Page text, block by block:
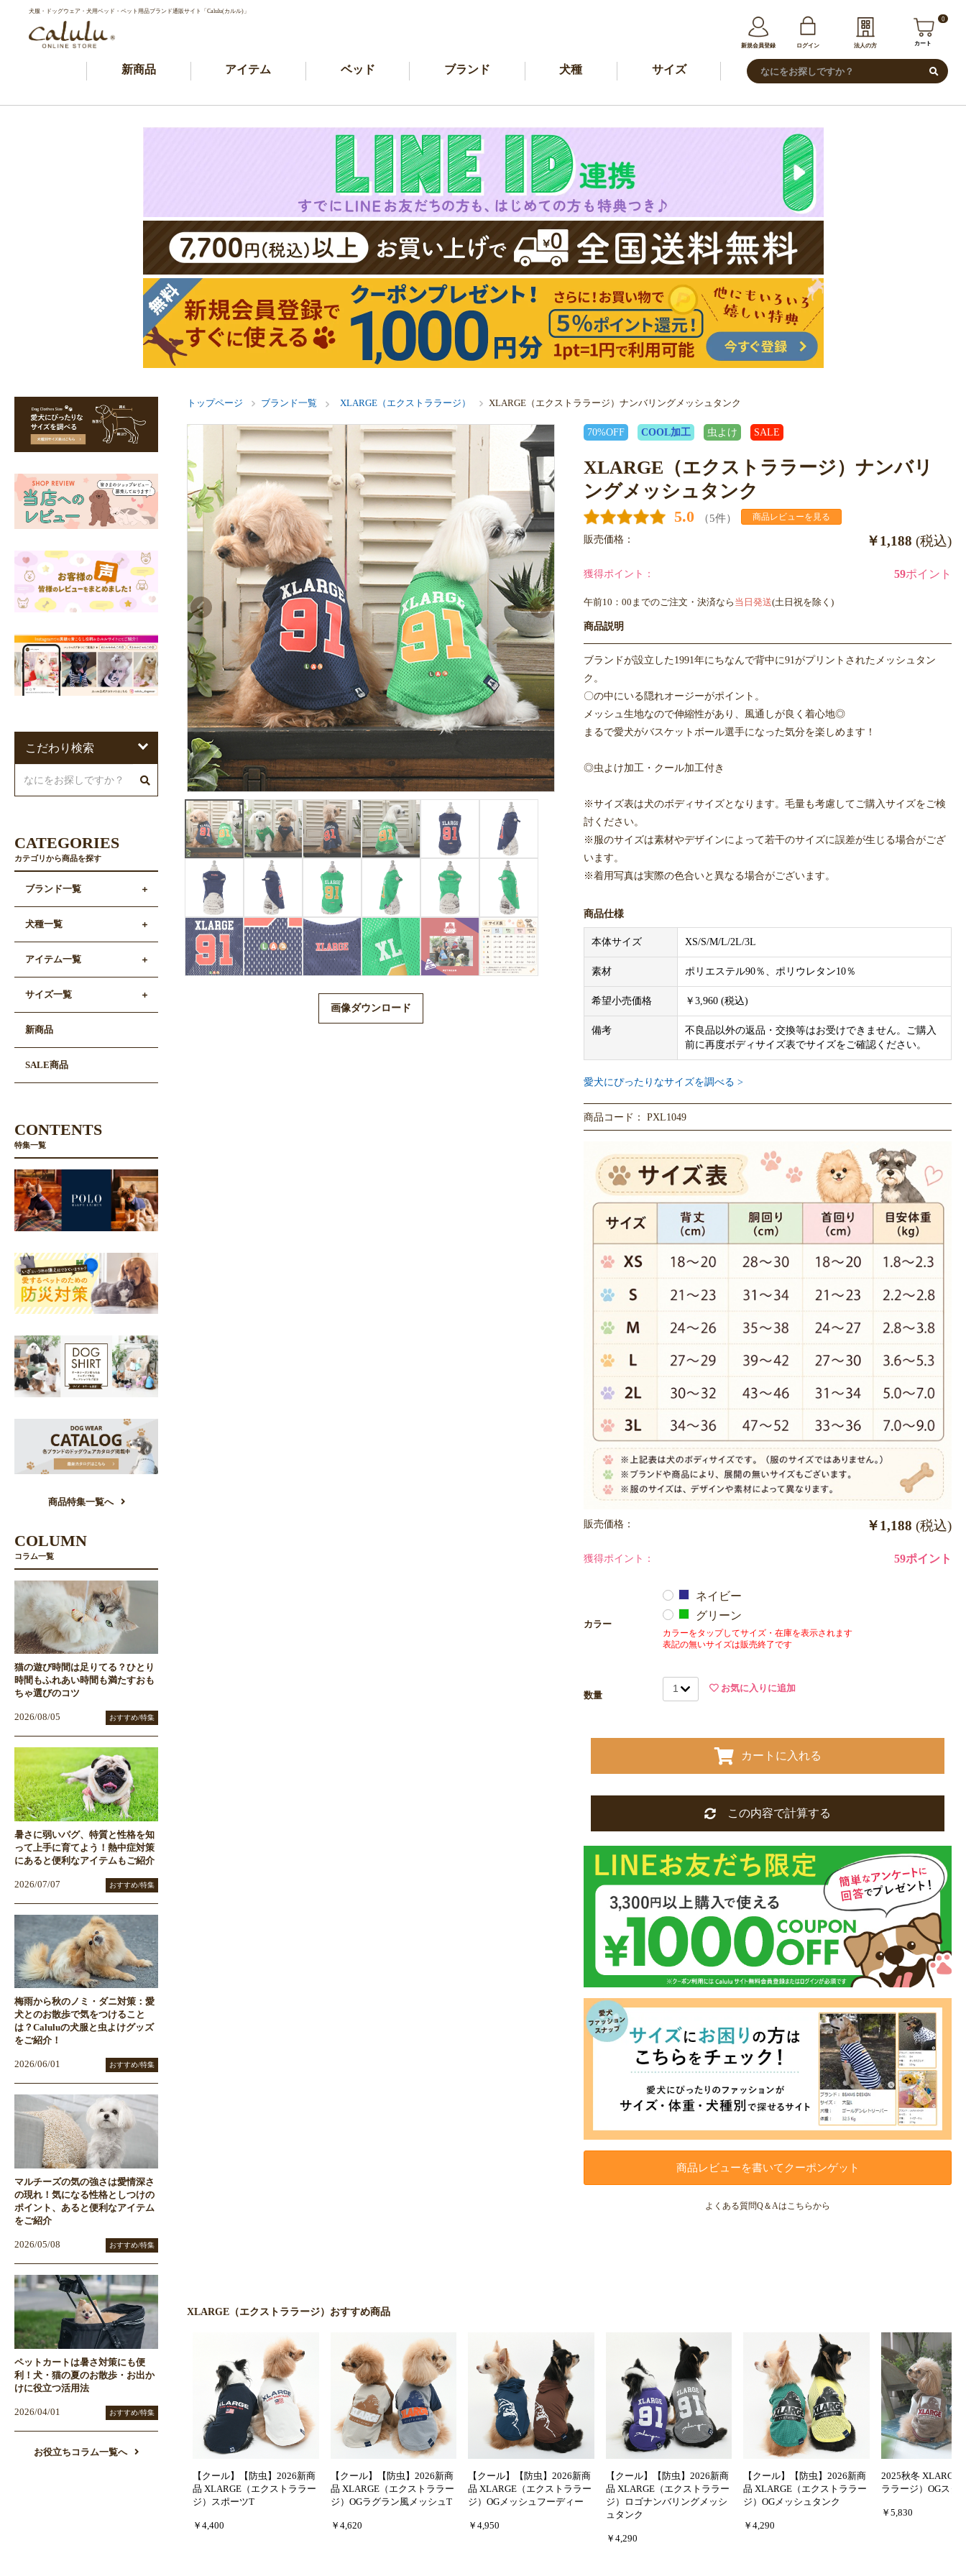
犬服・ドッグウェア・犬用ベッド・ペット用品ブランド通販サイト「Calulu(カルル)」
新規会員登録 ログイン 法人の方
0
カート
新商品 アイテム ベッド ブランド 犬種 サイズ
トップページ ブランド一覧 XLARGE（エクストララージ） XLARGE（エクストララージ）ナンバリングメッシュタンク
画像ダウンロード
70%OFF COOL加工 虫よけ SALE
XLARGE（エクストララージ）ナンバリ
ングメッシュタンク
5.0 （5件） 商品レビューを見る
販売価格： ￥1,188 (税込)
獲得ポイント： 59ポイント
午前10：00までのご注文・決済なら 当日発送(土日祝を除く)
商品説明
ブランドが設立した1991年にちなんで背中に91がプリントされたメッシュタン
ク。
〇の中にいる隠れオージーがポイント。
メッシュ生地なので伸縮性があり、風通しが良く着心地◎
まるで愛犬がバスケットボール選手になった気分を楽しめます！
◎虫よけ加工・クール加工付き
※サイズ表は犬のボディサイズとなります。毛量も考慮してご購入サイズをご検
討ください。
※服のサイズは素材やデザインによって若干のサイズに誤差が生じる場合がござ
います。
※着用写真は実際の色合いと異なる場合がございます。
商品仕様
本体サイズ XS/S/M/L/2L/3L
素材 ポリエステル90％、ポリウレタン10％
希望小売価格 ￥3,960 (税込)
備考
不良品以外の返品・交換等はお受けできません。ご購入
前に再度ボディサイズ表でサイズをご確認ください。
愛犬にぴったりなサイズを調べる >
商品コード： PXL1049
販売価格： ￥1,188 (税込)
獲得ポイント： 59ポイント
カラー
ネイビー
グリーン
カラーをタップしてサイズ・在庫を表示されます
表記の無いサイズは販売終了です
数量
お気に入りに追加
カートに入れる
カートへ進む
この内容で計算する
商品レビューを書いてクーポンゲット
よくある質問Q＆Aはこちらから
XLARGE（エクストララージ）おすすめ商品
【クール】【防虫】2026新商
品 XLARGE（エクストララー
ジ）スポーツT
￥4,400
【クール】【防虫】2026新商
品 XLARGE（エクストララー
ジ）OGラグラン風メッシュT
￥4,620
【クール】【防虫】2026新商
品 XLARGE（エクストララー
ジ）OGメッシュフーディー
￥4,950
【クール】【防虫】2026新商
品 XLARGE（エクストララー
ジ）ロゴナンバリングメッシ
ュタンク
￥4,290
【クール】【防虫】2026新商
品 XLARGE（エクストララー
ジ）OGメッシュタンク
￥4,290
2025秋冬 XLARGE
ララージ）OGスタ
￥5,830
こだわり検索
CATEGORIES
カテゴリから商品を探す
ブランド一覧
犬種一覧
アイテム一覧
サイズ一覧
新商品
SALE商品
CONTENTS
特集一覧
商品特集一覧へ
COLUMN
コラム一覧
猫の遊び時間は足りてる？ひとり
時間もふれあい時間も満たすおも
ちゃ選びのコツ
2026/08/05 おすすめ/特集
暑さに弱いパグ、特質と性格を知
って上手に育てよう！熱中症対策
にあると便利なアイテムもご紹介
2026/07/07 おすすめ/特集
梅雨から秋のノミ・ダニ対策：愛
犬とのお散歩で気をつけること
は？Caluluの犬服と虫よけグッズ
をご紹介！
2026/06/01 おすすめ/特集
マルチーズの気の強さは愛情深さ
の現れ！気になる性格としつけの
ポイント、あると便利なアイテム
をご紹介
2026/05/08 おすすめ/特集
ペットカートは暑さ対策にも便
利！犬・猫の夏のお散歩・お出か
けに役立つ活用法
2026/04/01 おすすめ/特集
お役立ちコラム一覧へ